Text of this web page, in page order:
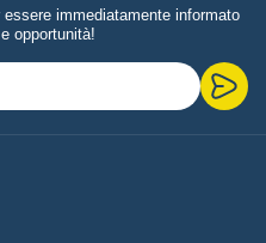
immediatamente informato
opportunità!